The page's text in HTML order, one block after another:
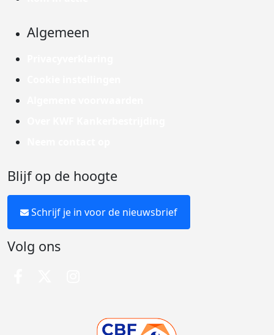
Algemeen
Blijf op de hoogte
Schrijf je in voor de nieuwsbrief
Volg ons